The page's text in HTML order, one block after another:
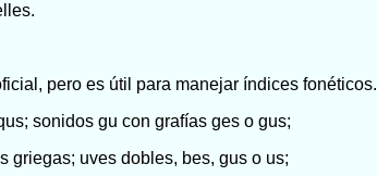
pero es útil para manejar índices fonéticos.
sonidos gu con grafías ges o gus;
griegas; uves dobles, bes, gus o us;